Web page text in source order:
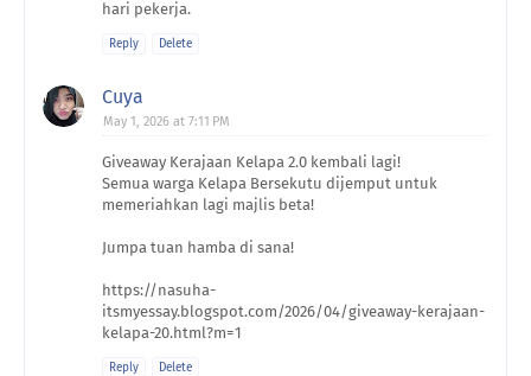
hari pekerja.
Reply Delete
Cuya
May 1, 2026 at 7:11 PM
Giveaway Kerajaan Kelapa 2.0 kembali lagi!
Semua warga Kelapa Bersekutu dijemput untuk
memeriahkan lagi majlis beta!
Jumpa tuan hamba di sana!
https://nasuha-
itsmyessay.blogspot.com/2026/04/giveaway-kerajaan-
kelapa-20.html?m=1
Reply Delete